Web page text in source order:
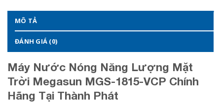
MÔ TẢ
ĐÁNH GIÁ (0)
Máy Nước Nóng Năng Lượng Mặt
Trời Megasun MGS-1815-VCP Chính
Hãng Tại Thành Phát